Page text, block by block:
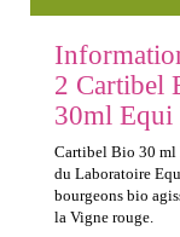
2 Cartibel
30ml
Cartibel Bio 30 ml
du Laboratoire
bourgeons bio
la Vigne rouge.